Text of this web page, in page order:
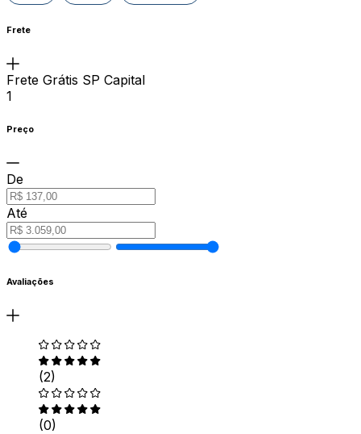
Frete
Frete Grátis SP Capital
1
Preço
De
Até
Avaliações
(2)
(0)